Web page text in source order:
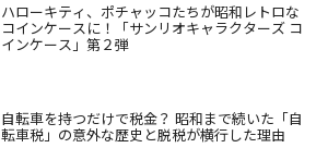
ハローキティ、ポチャッコたちが昭和レトロな
コインケースに！「サンリオキャラクターズ コ
インケース」第２弾
自転車を持つだけで税金？ 昭和まで続いた「自
転車税」の意外な歴史と脱税が横行した理由